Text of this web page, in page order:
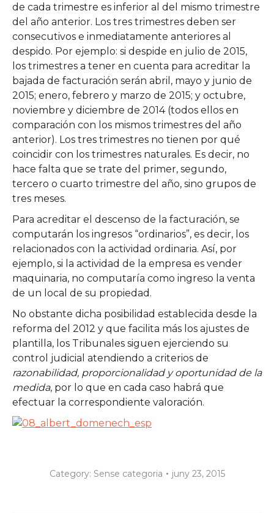
de cada trimestre es inferior al del mismo trimestre
del año anterior. Los tres trimestres deben ser
consecutivos e inmediatamente anteriores al
despido. Por ejemplo: si despide en julio de 2015,
los trimestres a tener en cuenta para acreditar la
bajada de facturación serán abril, mayo y junio de
2015; enero, febrero y marzo de 2015; y octubre,
noviembre y diciembre de 2014 (todos ellos en
comparación con los mismos trimestres del año
anterior). Los tres trimestres no tienen por qué
coincidir con los trimestres naturales. Es decir, no
hace falta que se trate del primer, segundo,
tercero o cuarto trimestre del año, sino grupos de
tres meses.
Para acreditar el descenso de la facturación, se
computarán los ingresos “ordinarios”, es decir, los
relacionados con la actividad ordinaria. Así, por
ejemplo, si la actividad de la empresa es vender
maquinaria, no computaría como ingreso la venta
de un local de su propiedad.
No obstante dicha posibilidad establecida desde la
reforma del 2012 y que facilita más los ajustes de
plantilla, los Tribunales siguen ejerciendo su
control judicial atendiendo a criterios de
razonabilidad, proporcionalidad y oportunidad de la
medida, por lo que en cada caso habrá que
efectuar la correspondiente valoración.
Category: Sense categoria juny 23, 2015